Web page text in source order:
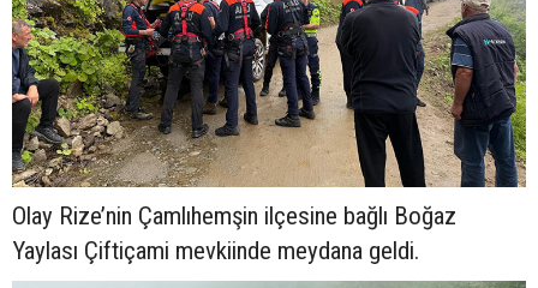
Olay Rize’nin Çamlıhemşin ilçesine bağlı Boğaz
Yaylası Çiftiçami mevkiinde meydana geldi.